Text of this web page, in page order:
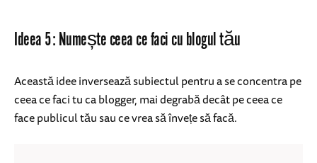
Ideea 5: Numește ceea ce faci cu blogul tău
Această idee inversează subiectul pentru a se concentra pe
ceea ce faci tu ca blogger, mai degrabă decât pe ceea ce
face publicul tău sau ce vrea să învețe să facă.